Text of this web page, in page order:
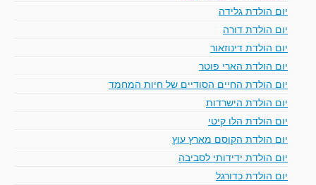
יום הולדת גלידה
יום הולדת דורה
יום הולדת דינוזאור
יום הולדת הארי פוטר
יום הולדת החיים הסודיים של חיות המחמד
יום הולדת הישרדות
יום הולדת הלו קיטי
יום הולדת הקוסם מארץ עוץ
יום הולדת ידידותי לסביבה
יום הולדת כדורגל